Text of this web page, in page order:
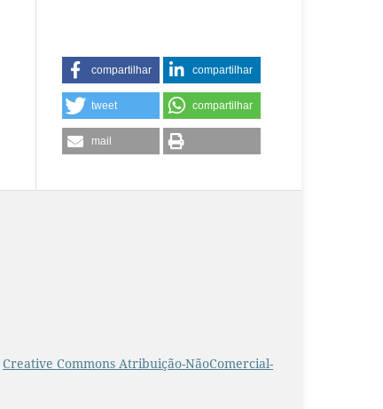
compartilhar compartilhar
tweet compartilhar
mail
Creative Commons Atribuição-NãoComercial-